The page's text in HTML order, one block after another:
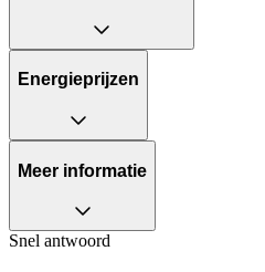
Energieprijzen
Meer informatie
Snel antwoord